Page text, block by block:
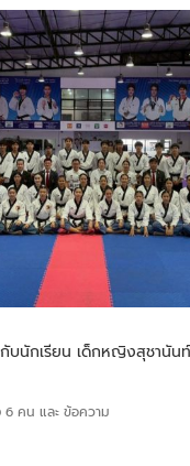
บนักเรียน เด็กหญิงสุชานัน